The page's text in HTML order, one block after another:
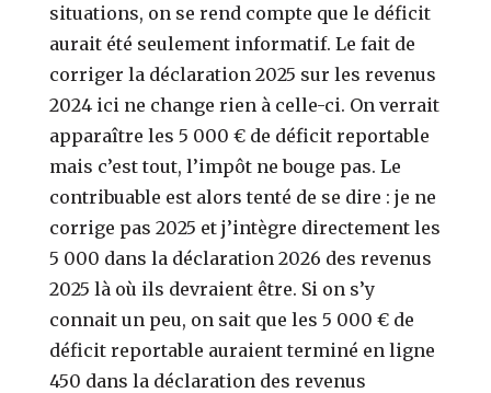
situations, on se rend compte que le déficit
aurait été seulement informatif. Le fait de
corriger la déclaration 2025 sur les revenus
2024 ici ne change rien à celle-ci. On verrait
apparaître les 5 000 € de déficit reportable
mais c’est tout, l’impôt ne bouge pas. Le
contribuable est alors tenté de se dire : je ne
corrige pas 2025 et j’intègre directement les
5 000 dans la déclaration 2026 des revenus
2025 là où ils devraient être. Si on s’y
connait un peu, on sait que les 5 000 € de
déficit reportable auraient terminé en ligne
450 dans la déclaration des revenus